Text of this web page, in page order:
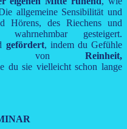
allgemeine Sensibilität und
Hörens, des Riechens und
gesteigert.
gefördert, indem du Gefühle
von Reinheit,
du sie vielleicht schon lange